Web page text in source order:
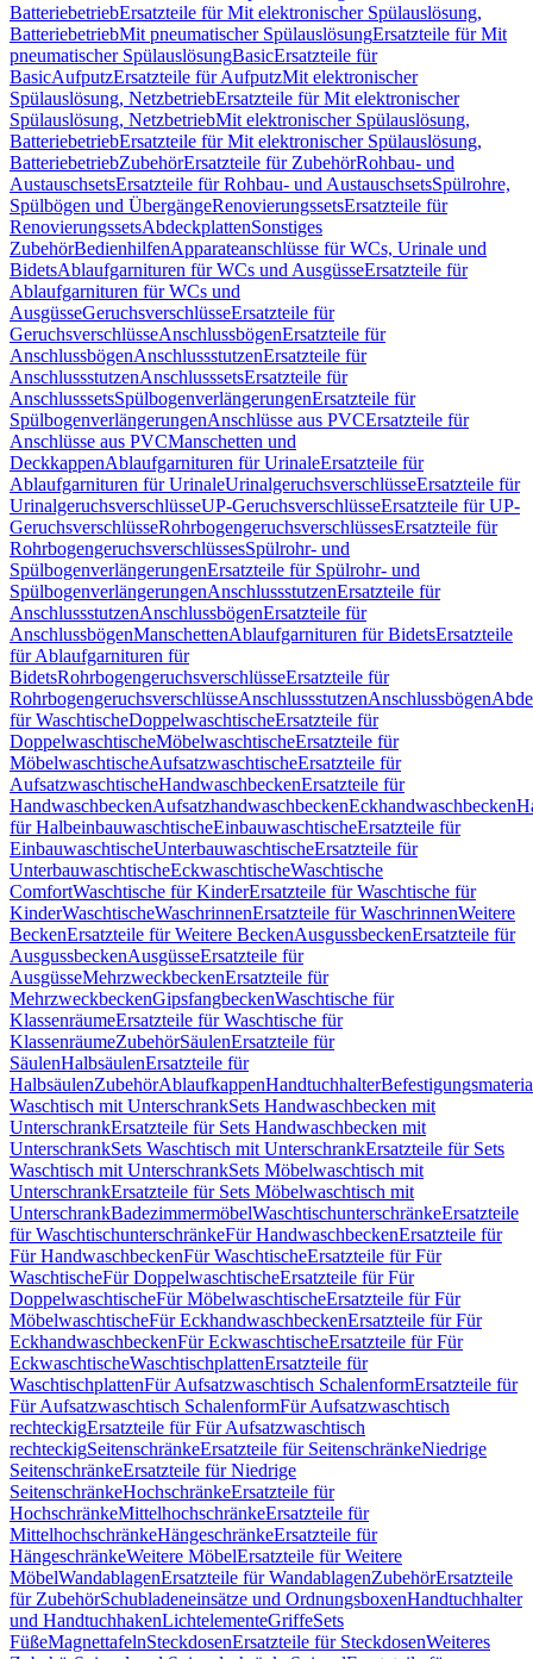
BatteriebetriebErsatzteile für Mit elektronischer Spülauslösung,
BatteriebetriebMit pneumatischer SpülauslösungErsatzteile für Mit
pneumatischer SpülauslösungBasicErsatzteile für
BasicAufputzErsatzteile für AufputzMit elektronischer
Spülauslösung, NetzbetriebErsatzteile für Mit elektronischer
Spülauslösung, NetzbetriebMit elektronischer Spülauslösung,
BatteriebetriebErsatzteile für Mit elektronischer Spülauslösung,
BatteriebetriebZubehörErsatzteile für ZubehörRohbau- und
AustauschsetsErsatzteile für Rohbau- und AustauschsetsSpülrohre,
Spülbögen und ÜbergängeRenovierungssetsErsatzteile für
RenovierungssetsAbdeckplattenSonstiges
ZubehörBedienhilfenApparateanschlüsse für WCs, Urinale und
BidetsAblaufgarnituren für WCs und AusgüsseErsatzteile für
Ablaufgarnituren für WCs und
AusgüsseGeruchsverschlüsseErsatzteile für
GeruchsverschlüsseAnschlussbögenErsatzteile für
AnschlussbögenAnschlussstutzenErsatzteile für
AnschlussstutzenAnschlusssetsErsatzteile für
AnschlusssetsSpülbogenverlängerungenErsatzteile für
SpülbogenverlängerungenAnschlüsse aus PVCErsatzteile für
Anschlüsse aus PVCManschetten und
DeckkappenAblaufgarnituren für UrinaleErsatzteile für
Ablaufgarnituren für UrinaleUrinalgeruchsverschlüsseErsatzteile für
UrinalgeruchsverschlüsseUP-GeruchsverschlüsseErsatzteile für UP-
GeruchsverschlüsseRohrbogengeruchsverschlüssesErsatzteile für
RohrbogengeruchsverschlüssesSpülrohr- und
SpülbogenverlängerungenErsatzteile für Spülrohr- und
SpülbogenverlängerungenAnschlussstutzenErsatzteile für
AnschlussstutzenAnschlussbögenErsatzteile für
AnschlussbögenManschettenAblaufgarnituren für BidetsErsatzteile
für Ablaufgarnituren für
BidetsRohrbogengeruchsverschlüsseErsatzteile für
RohrbogengeruchsverschlüsseAnschlussstutzenAnschlussbögen
für WaschtischeDoppelwaschtischeErsatzteile für
DoppelwaschtischeMöbelwaschtischeErsatzteile für
MöbelwaschtischeAufsatzwaschtischeErsatzteile für
AufsatzwaschtischeHandwaschbeckenErsatzteile für
HandwaschbeckenAufsatzhandwaschbeckenEckhandwaschbecken
für HalbeinbauwaschtischeEinbauwaschtischeErsatzteile für
EinbauwaschtischeUnterbauwaschtischeErsatzteile für
UnterbauwaschtischeEckwaschtischeWaschtische
ComfortWaschtische für KinderErsatzteile für Waschtische für
KinderWaschtischeWaschrinnenErsatzteile für WaschrinnenWeitere
BeckenErsatzteile für Weitere BeckenAusgussbeckenErsatzteile für
AusgussbeckenAusgüsseErsatzteile für
AusgüsseMehrzweckbeckenErsatzteile für
MehrzweckbeckenGipsfangbeckenWaschtische für
KlassenräumeErsatzteile für Waschtische für
KlassenräumeZubehörSäulenErsatzteile für
SäulenHalbsäulenErsatzteile für
HalbsäulenZubehörAblaufkappenHandtuchhalter
Waschtisch mit UnterschrankSets Handwaschbecken mit
UnterschrankErsatzteile für Sets Handwaschbecken mit
UnterschrankSets Waschtisch mit UnterschrankErsatzteile für Sets
Waschtisch mit UnterschrankSets Möbelwaschtisch mit
UnterschrankErsatzteile für Sets Möbelwaschtisch mit
UnterschrankBadezimmermöbelWaschtischunterschränkeErsatzteile
für WaschtischunterschränkeFür HandwaschbeckenErsatzteile für
Für HandwaschbeckenFür WaschtischeErsatzteile für Für
WaschtischeFür DoppelwaschtischeErsatzteile für Für
DoppelwaschtischeFür MöbelwaschtischeErsatzteile für Für
MöbelwaschtischeFür EckhandwaschbeckenErsatzteile für Für
EckhandwaschbeckenFür EckwaschtischeErsatzteile für Für
EckwaschtischeWaschtischplattenErsatzteile für
WaschtischplattenFür Aufsatzwaschtisch SchalenformErsatzteile für
Für Aufsatzwaschtisch SchalenformFür Aufsatzwaschtisch
rechteckigErsatzteile für Für Aufsatzwaschtisch
rechteckigSeitenschränkeErsatzteile für SeitenschränkeNiedrige
SeitenschränkeErsatzteile für Niedrige
SeitenschränkeHochschränkeErsatzteile für
HochschränkeMittelhochschränkeErsatzteile für
MittelhochschränkeHängeschränkeErsatzteile für
HängeschränkeWeitere MöbelErsatzteile für Weitere
MöbelWandablagenErsatzteile für WandablagenZubehörErsatzteile
für ZubehörSchubladeneinsätze und OrdnungsboxenHandtuchhalter
und HandtuchhakenLichtelementeGriffeSets
FüßeMagnettafelnSteckdosenErsatzteile für SteckdosenWeiteres